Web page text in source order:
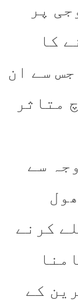
پر
کا
سے ان
متاثر
سے
کرنے
کے